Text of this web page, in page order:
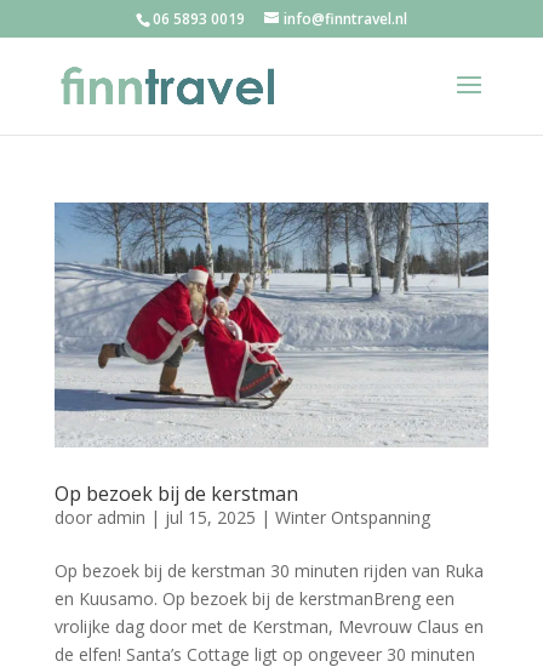
06 5893 0019 info@finntravel.nl
Op bezoek bij de kerstman
door admin | jul 15, 2025 | Winter Ontspanning
Op bezoek bij de kerstman 30 minuten rijden van Ruka
en Kuusamo. Op bezoek bij de kerstmanBreng een
vrolijke dag door met de Kerstman, Mevrouw Claus en
de elfen! Santa’s Cottage ligt op ongeveer 30 minuten